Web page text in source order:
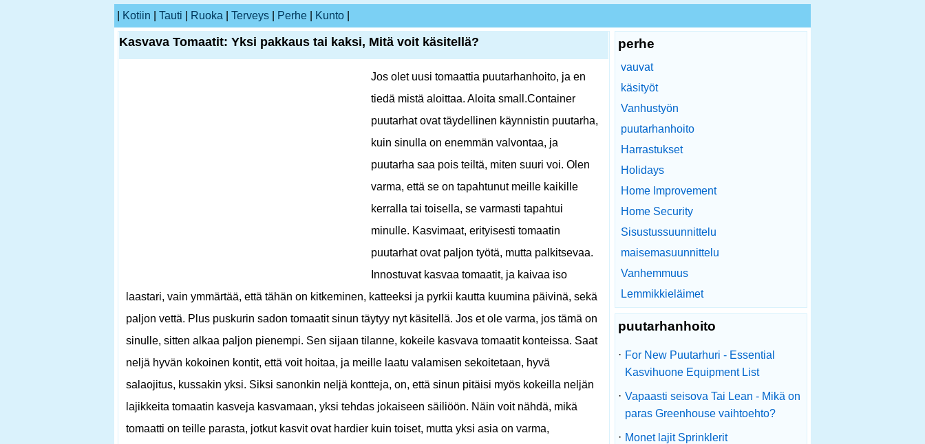
Kotiin Tauti Ruoka Terveys Perhe Kunto
Kasvava Tomaatit: Yksi pakkaus tai kaksi, Mitä voit käsitellä?
Jos olet uusi tomaattia puutarhanhoito, ja en
tiedä mistä aloittaa. Aloita small.Container
puutarhat ovat täydellinen käynnistin puutarha,
kuin sinulla on enemmän valvontaa, ja
puutarha saa pois teiltä, ​​miten suuri voi. Olen
varma, että se on tapahtunut meille kaikille
kerralla tai toisella, se varmasti tapahtui
minulle. Kasvimaat, erityisesti tomaatin
puutarhat ovat paljon työtä, mutta palkitsevaa.
Innostuvat kasvaa tomaatit, ja kaivaa iso
laastari, vain ymmärtää, että tähän on kitkeminen, katteeksi ja pyrkii kautta kuumina päivinä, sekä
paljon vettä. Plus puskurin sadon tomaatit sinun täytyy nyt käsitellä. Jos et ole varma, jos tämä on
sinulle, sitten alkaa paljon pienempi. Sen sijaan tilanne, kokeile kasvava tomaatit konteissa. Saat
neljä hyvän kokoinen kontit, että voit hoitaa, ja meille laatu valamisen sekoitetaan, hyvä
salaojitus, kussakin yksi. Siksi sanonkin neljä kontteja, on, että sinun pitäisi myös kokeilla neljän
lajikkeita tomaatin kasveja kasvamaan, yksi tehdas jokaiseen säiliöön. Näin voit nähdä, mikä
tomaatti on teille parasta, jotkut kasvit ovat hardier kuin toiset, mutta yksi asia on varma,
perhe
vauvat
käsityöt
Vanhustyön
puutarhanhoito
Harrastukset
Holidays
Home Improvement
Home Security
Sisustussuunnittelu
maisemasuunnittelu
Vanhemmuus
Lemmikkieläimet
puutarhanhoito
· For New Puutarhuri - Essential
Kasvihuone Equipment List
· Vapaasti seisova Tai Lean - Mikä on
paras Greenhouse vaihtoehto?
· Monet lajit Sprinklerit